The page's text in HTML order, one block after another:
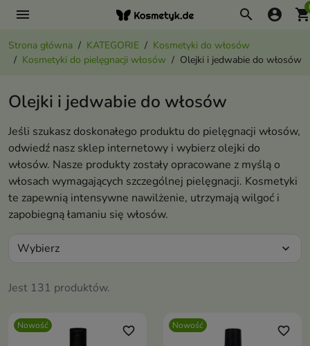
menu search account_circle
Strona główna KATEGORIE
Kosmetyki do włosów
Kosmetyki do pielęgnacji włosów
Olejki i jedwabie do włosów
Olejki i jedwabie do włosów
Jeśli szukasz doskonałego produktu do pielęgnacji włosów,
odwiedź nasz sklep internetowy i wybierz olejki do
włosów. Nasze produkty zostały opracowane z myślą o
włosach wymagających szczególnej pielęgnacji. Kosmetyki
te zapewnią intensywne nawilżenie, utrzymają wilgoć i
zapobiegną łamaniu się włosów.
Jest 131 produktów.
Wybierz expand_more
Nowość favorite_border Nowość favorite_border